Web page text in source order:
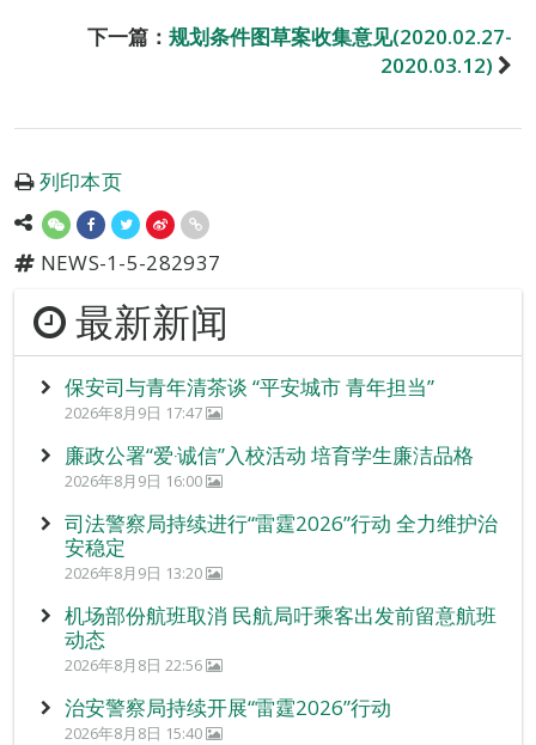
下一篇： 规划条件图草案收集意见(2020.02.27-
2020.03.12)
列印本页
NEWS-1-5-282937
最新新闻
保安司与青年清茶谈 “平安城市 青年担当”
2026年8月9日 17:47
廉政公署“爱‧诚信”入校活动 培育学生廉洁品格
2026年8月9日 16:00
司法警察局持续进行“雷霆2026”行动 全力维护治
安稳定
2026年8月9日 13:20
机场部份航班取消 民航局吁乘客出发前留意航班
动态
2026年8月8日 22:56
治安警察局持续开展“雷霆2026”行动
2026年8月8日 15:40